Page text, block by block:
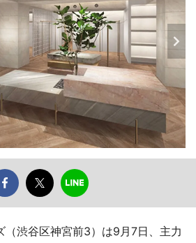
（渋谷区神宮前3）は9月7日、主力